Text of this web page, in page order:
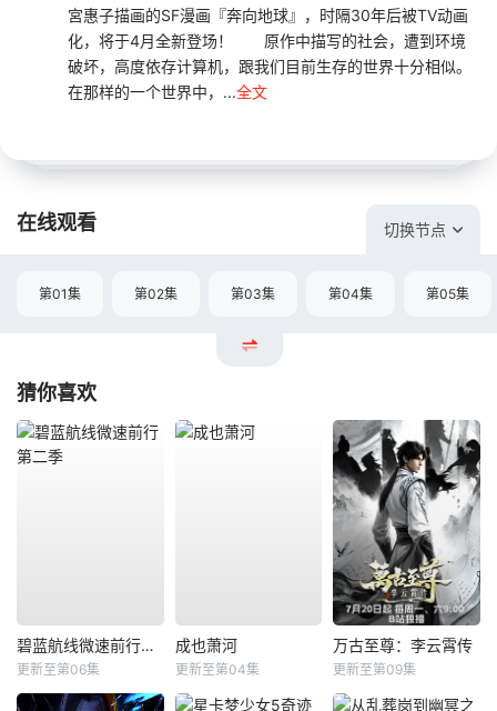
宮惠子描画的SF漫画『奔向地球』，时隔30年后被TV动画
化，将于4月全新登场！ 原作中描写的社会，遭到环境
破坏，高度依存计算机，跟我们目前生存的世界十分相似。
在那样的一个世界中，...全文
在线观看 切换节点
第01集 第02集 第03集 第04集 第05集
猜你喜欢
碧蓝航线微速前行第二季
更新至第06集
成也萧河
更新至第04集
万古至尊：李云霄传
更新至第09集